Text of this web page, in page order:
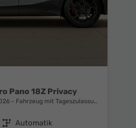
Pano 18Z Privacy
Fahrzeug mit Tageszulassung
Getriebe Automatik